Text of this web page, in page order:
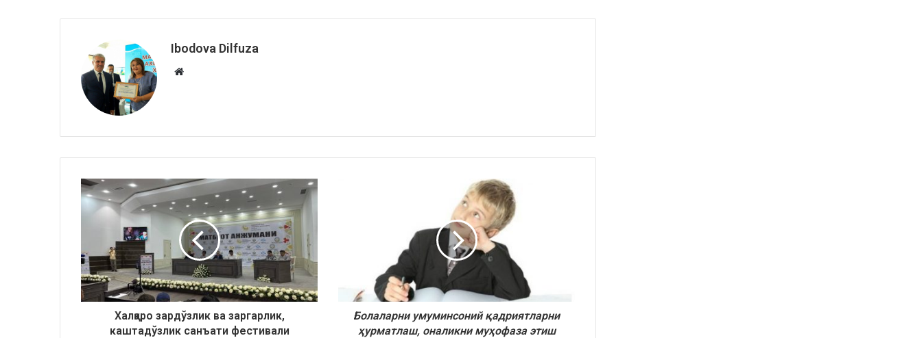
Ibodova Dilfuza
Website
Халқаро зардўзлик ва заргарлик,
каштадўзлик санъати фестивали
Болаларни умуминсоний қадриятларни
ҳурматлаш, оналикни муҳофаза этиш